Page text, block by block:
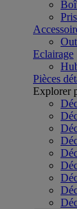
Eclairage
Pièces
Explorer